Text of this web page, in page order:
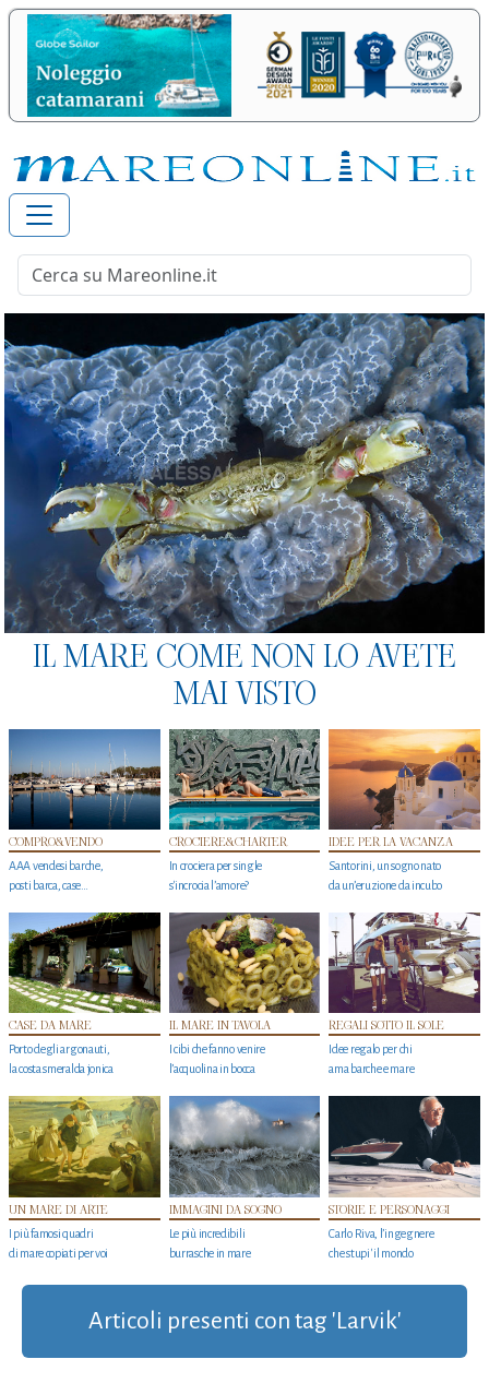
IL MARE COME NON LO AVETE
MAI VISTO
COMPRO&VENDO
AAA vendesi barche,
posti barca, case…
CROCIERE&CHARTER
In crociera per single
s'incrocia l’amore?
IDEE PER LA VACANZA
Santorini, un sogno nato
da un’eruzione da incubo
CASE DA MARE
Porto degli argonauti,
la costa smeralda jonica
IL MARE IN TAVOLA
I cibi che fanno venire
l’acquolina in bocca
REGALI SOTTO IL SOLE
Idee regalo per chi
ama barche e mare
UN MARE DI ARTE
I più famosi quadri
di mare copiati per voi
IMMAGINI DA SOGNO
Le più incredibili
burrasche in mare
STORIE E PERSONAGGI
Carlo Riva, l’ingegnere
che stupi' il mondo
Articoli presenti con tag 'Larvik'